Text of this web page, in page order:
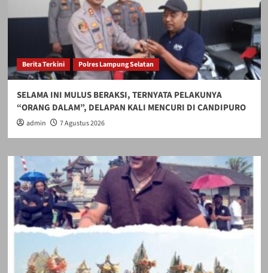
Berita Terkini Polres Lampung Selatan
SELAMA INI MULUS BERAKSI, TERNYATA PELAKUNYA
“ORANG DALAM”, DELAPAN KALI MENCURI DI CANDIPURO
admin 7 Agustus 2026